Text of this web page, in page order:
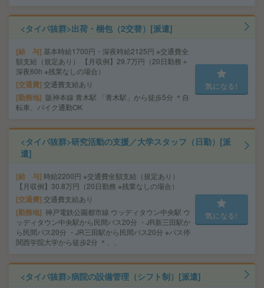
<タイパ抜群>出荷・梱包（2交替）[派遣]
給 与 基本時給1700円・深夜時給2125円 ※交通費全
額支給（規定あり） 【月収例】29.7万円（20日勤務＋
深夜60h ※残業なしの場合）
交通費 交通費支給あり
勤務地
阪神本線 青木駅 「青木駅」から徒歩5分 ＊自
転車、バイク通勤OK
気になる!
<タイパ抜群>研究活動の支援／大学スタッフ（日勤）[派
遣]
給 与 時給2200円 ※交通費全額支給（規定あり）
【月収例】30.8万円（20日勤務 ※残業なしの場合）
交通費 交通費支給あり
勤務地 神戸電鉄公園都市線 ウッディタウン中央駅 ウ
ッディタウン中央駅から民間バス20分 ・JR新三田駅か
ら民間バス20分 ・JR三田駅から民間バス20分 ※バス停
関西学院大学から徒歩2分 ＊、、
気になる!
<タイパ抜群>病院の設備管理（シフト制）[派遣]